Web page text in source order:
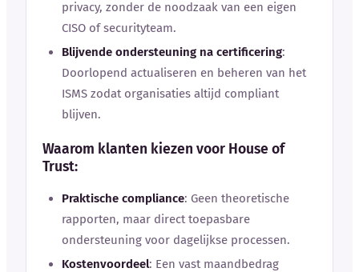
privacy, zonder de noodzaak van een eigen
CISO of securityteam.
Blijvende ondersteuning na certificering:
Doorlopend actualiseren en beheren van het
ISMS zodat organisaties altijd compliant
blijven.
Waarom klanten kiezen voor House of
Trust:
Praktische compliance: Geen theoretische
rapporten, maar direct toepasbare
ondersteuning voor dagelijkse processen.
Kostenvoordeel: Een vast maandbedrag